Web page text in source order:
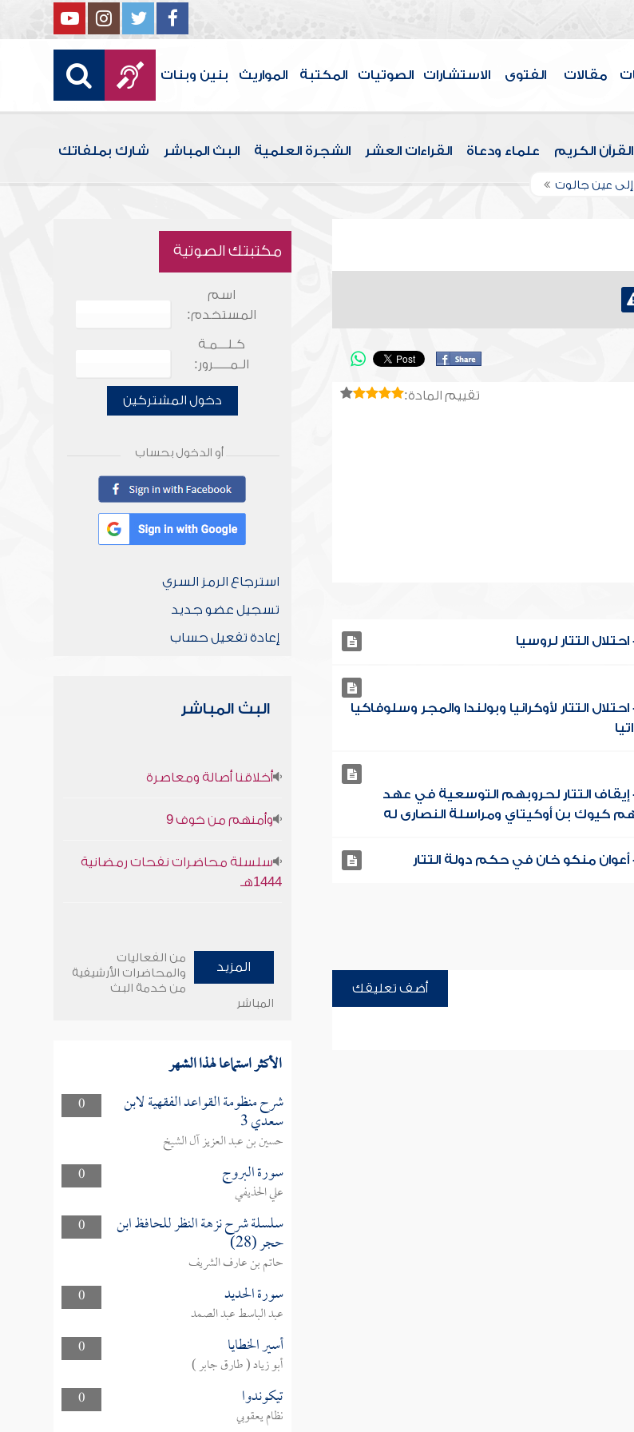
مقالات الفتوى الاستشارات الصوتيات المكتبة المواريث بنين وبنات
القرآن الكريم علماء ودعاة القراءات العشر الشجرة العلمية البث المباشر شارك بملفاتك
إلى عين جالوت
تقييم المادة:
- احتلال التتار لأوكرانيا وبولندا والمجر وسلوفاكيا
- إيقاف التتار لحروبهم التوسعية في عهد
كيوك بن أوكيتاي ومراسلة النصارى له
أضف تعليقك
مكتبتك الصوتية
اسم
المستخدم:
كـلـــمـة
الـمـــــرور:
دخول المشتركين
أو الدخول بحساب
استرجاع الرمز السري
تسجيل عضو جديد
إعادة تفعيل حساب
البث المباشر
أخلاقنا أصالة ومعاصرة
وأمنهم من خوف 9
سلسلة محاضرات نفحات رمضانية
1444هـ
المزيد
من الفعاليات
والمحاضرات الأرشيفية
من خدمة البث
المباشر
الأكثر استماعا لهذا الشهر
0 شرح منظومة القواعد الفقهية لابن
سعدي 3
حسين بن عبد العزيز آل الشيخ
0
سورة البروج
علي الحذيفي
0
سلسلة شرح نزهة النظر للحافظ ابن
حجر (28)
حاتم بن عارف الشريف
0
سورة الحديد
عبد الباسط عبد الصمد
0
أسير الخطايا
أبو زياد ( طارق جابر )
0
تيكوندوا
نظام يعقوبي